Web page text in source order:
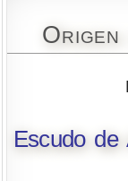
Escudo de